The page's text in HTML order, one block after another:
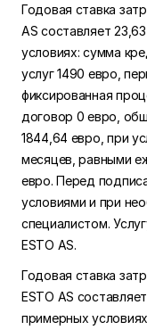
Годовая ставка
AS составляет
условиях: сумма
услуг 1490 евро,
фиксированная
договор 0 евро,
1844,64 евро, при
месяцев, равными
евро. Перед
условиями и при
специалистом.
ESTO AS.
Годовая ставка
ESTO AS
примерных